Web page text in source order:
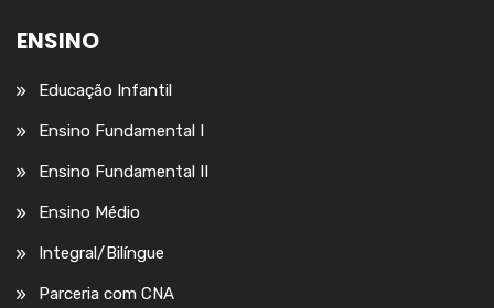
ENSINO
Educação Infantil
Ensino Fundamental I
Ensino Fundamental II
Ensino Médio
Integral/Bilíngue
Parceria com CNA